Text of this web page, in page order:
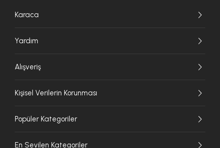
Karaca
Yardım
Alışveriş
Kişisel Verilerin Korunması
Popüler Kategoriler
En Sevilen Kategoriler